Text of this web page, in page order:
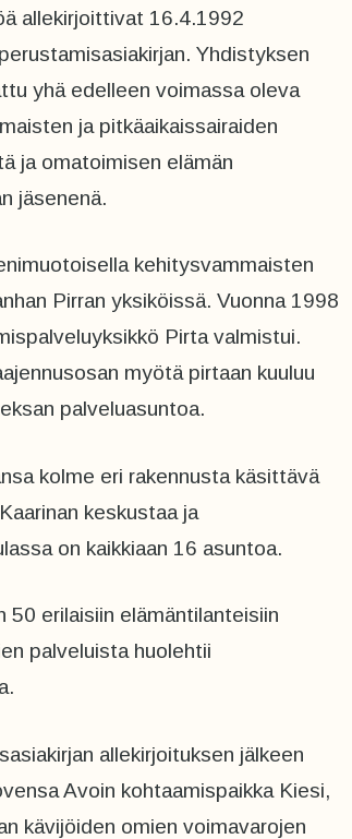
allekirjoittivat 16.4.1992
Yhdistyksen
yhä edelleen voimassa oleva
ja pitkäaikaissairaiden
ja omatoimisen elämän
jäsenenä.
kehitysvammaisten
Pirran yksiköissä. Vuonna 1998
Pirta valmistui.
myötä pirtaan kuuluu
palveluasuntoa.
kolme eri rakennusta käsittävä
keskustaa ja
on kaikkiaan 16 asuntoa.
50 erilaisiin elämäntilanteisiin
palveluista huolehtii
allekirjoituksen jälkeen
Avoin kohtaamispaikka Kiesi,
kävijöiden omien voimavarojen